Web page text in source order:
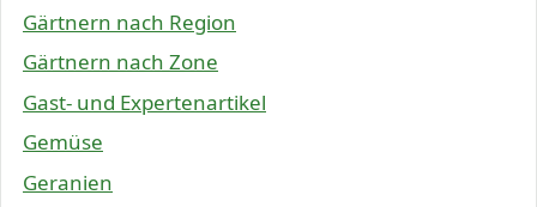
Gärtnern nach Region
Gärtnern nach Zone
Gast- und Expertenartikel
Gemüse
Geranien